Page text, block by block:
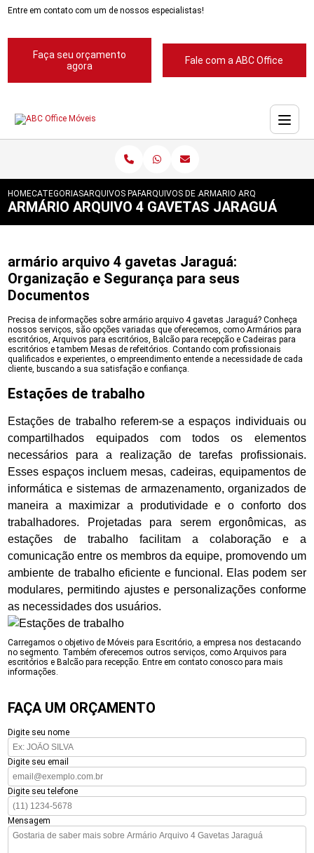
Entre em contato com um de nossos especialistas!
Faça seu orçamento
agora
Fale com a ABC Office
HOMECATEGORIASARQUIVOS PARA ESCRITORIOS
ARQUIVOS DE ACO 4 GAVETAS
ARMARIO ARQUIVO 4
ARMÁRIO ARQUIVO 4 GAVETAS JARAGUÁ
armário arquivo 4 gavetas Jaraguá:
Organização e Segurança para seus
Documentos
Precisa de informações sobre armário arquivo 4 gavetas Jaraguá? Conheça
nossos serviços, são opções variadas que oferecemos, como Armários para
escritórios, Arquivos para escritórios, Balcão para recepção e Cadeiras para
escritórios e tambem Mesas de refeitórios. Contando com profissionais
qualificados e experientes, o empreendimento entende a necessidade de cada
cliente, buscando a sua satisfação e confiança.
Estações de trabalho
Estações de trabalho referem-se a espaços individuais ou
compartilhados equipados com todos os elementos
necessários para a realização de tarefas profissionais.
Esses espaços incluem mesas, cadeiras, equipamentos de
informática e sistemas de armazenamento, organizados de
maneira a maximizar a produtividade e o conforto dos
trabalhadores. Projetadas para serem ergonômicas, as
estações de trabalho facilitam a colaboração e a
comunicação entre os membros da equipe, promovendo um
ambiente de trabalho eficiente e funcional. Elas podem ser
modulares, permitindo ajustes e personalizações conforme
as necessidades dos usuários.
Carregamos o objetivo de Móveis para Escritório, a empresa nos destacando
no segmento. Também oferecemos outros serviços, como Arquivos para
escritórios e Balcão para recepção. Entre em contato conosco para mais
informações.
FAÇA UM ORÇAMENTO
Digite seu nome
Digite seu email
Digite seu telefone
Mensagem